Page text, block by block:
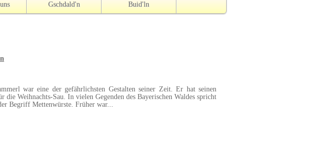
Gschdald'n Buid'ln
war eine der gefährlichsten Gestalten seiner Zeit. Er hat seinen
Weihnachts-Sau. In vielen Gegenden des Bayerischen Waldes spricht
Begriff Mettenwürste. Früher war...